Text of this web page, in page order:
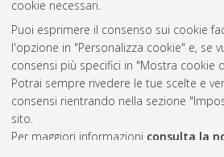
cookie necessari.
Puoi esprimere il consenso sui cookie
l'opzione in "Personalizza cookie" e, se
consensi più specifici in "Mostra cookie
Potrai sempre rivedere le tue scelte e
consensi rientrando nella sezione
sito.
Per maggiori informazioni consulta la
Rss 1.0
Rss 2.0
AMS Laurea